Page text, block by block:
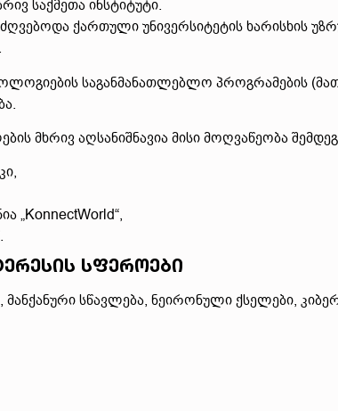
საქმეთა ინსტიტუტი.
ქართული უნივერსიტეტის ხარისხის
საგანმანათლებლო პროგრამების
მხრივ აღსანიშნავია მისი მოღვაწეობა შემდეგ
„KonnectWorld“,
სფეროები
სწავლება, ნეირონული ქსელები,